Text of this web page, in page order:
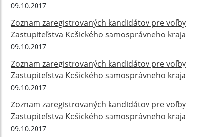
09.10.2017
Zoznam zaregistrovaných kandidátov pre voľby
Zastupiteľstva Košického samosprávneho kraja
09.10.2017
Zoznam zaregistrovaných kandidátov pre voľby
Zastupiteľstva Košického samosprávneho kraja
09.10.2017
Zoznam zaregistrovaných kandidátov pre voľby
Zastupiteľstva Košického samosprávneho kraja
09.10.2017